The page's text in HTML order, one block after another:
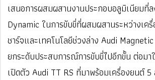
เสนอการผสมผสานงานประกอบอลูมิเนียมที่
Dynamic ในการขับขี่ที่ผสมผสานระหว่างเค
ชาร์จและเทคโนโลยีช่วงล่าง Audi
ยกระดับประสบการณ์การขับขี่ไปอีกขั้น ต่อม
เปิดตัว Audi TT RS ที่มาพร้อมเครื่องยนต์